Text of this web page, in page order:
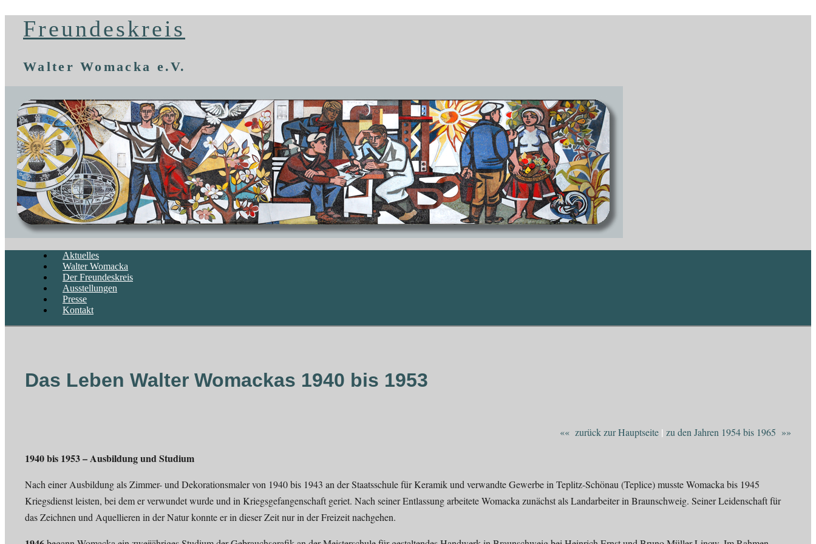
Freundeskreis
Walter Womacka e.V.
Aktuelles
Walter Womacka
Der Freundeskreis
Ausstellungen
Presse
Kontakt
Das Leben Walter Womackas 1940 bis 1953
«« zurück zur Hauptseite| zu den Jahren 1954 bis 1965 »»
1940 bis 1953 – Ausbildung und Studium
Nach einer Ausbildung als Zimmer- und Dekorationsmaler von 1940 bis 1943 an der Staatsschule für Keramik und verwandte Gewerbe in Teplitz-Schönau (Teplice) musste Womacka bis 1945
Kriegsdienst leisten, bei dem er verwundet wurde und in Kriegsgefangenschaft geriet. Nach seiner Entlassung arbeitete Womacka zunächst als Landarbeiter in Braunschweig. Seiner Leidenschaft für
das Zeichnen und Aquellieren in der Natur konnte er in dieser Zeit nur in der Freizeit nachgehen.